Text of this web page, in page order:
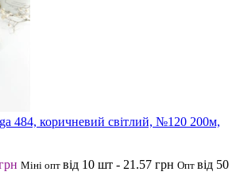
484, коричневий світлий, №120 200м,
Міні опт від 10 шт - 21.57 грн Опт від 50